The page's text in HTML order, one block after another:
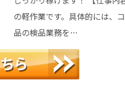
の軽作業です。具体的には、
品の検品業務を…